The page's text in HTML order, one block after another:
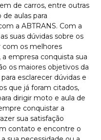
de carros, entre outras
aulas para
a ABTRANS. Com a
suas dúvidas sobre os
com os melhores
a empresa conquista sua
os maiores objetivos da
esclarecer dúvidas e
que já foram citados,
dirigir moto e aula de
conquistar a
sua satisfação
contato e encontre o